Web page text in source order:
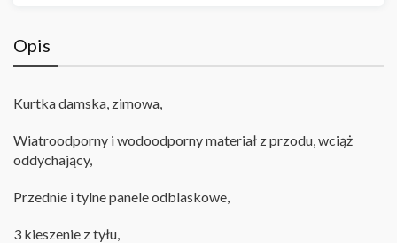
Opis
Kurtka damska, zimowa,
Wiatroodporny i wodoodporny materiał z przodu, wciąż
oddychający,
Przednie i tylne panele odblaskowe,
3 kieszenie z tyłu,